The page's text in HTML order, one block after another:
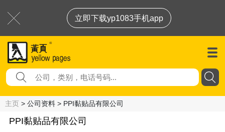
立即下载yp1083手机app
主页 > 公司资料 > PPI黏贴品有限公司
PPI黏贴品有限公司